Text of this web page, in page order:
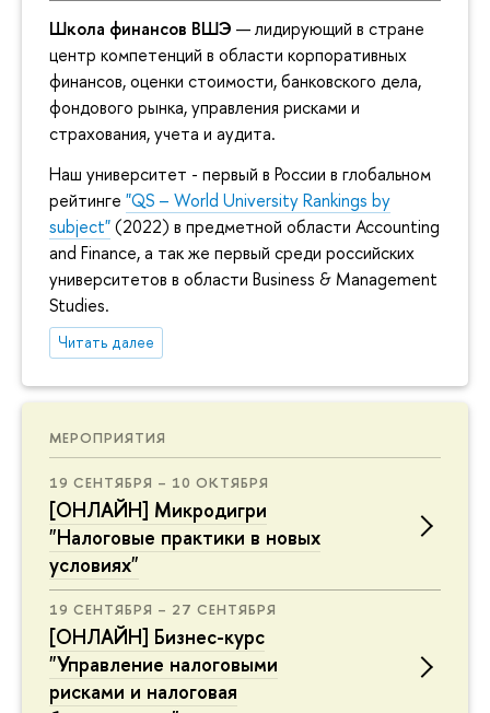
Школа финансов ВШЭ — лидирующий в стране
центр компетенций в области корпоративных
финансов, оценки стоимости, банковского дела,
фондового рынка, управления рисками и
страхования, учета и аудита.
Наш университет - первый в России в глобальном
рейтинге "QS – World University Rankings by
subject"(2022) в предметной области Accounting
and Finance, а так же первый среди российских
университетов в области Business & Management
Studies.
Читать далее
МЕРОПРИЯТИЯ
19 СЕНТЯБРЯ – 10 ОКТЯБРЯ
[ОНЛАЙН] Микродигри
"Налоговые практики в новых
условиях"
19 СЕНТЯБРЯ – 27 СЕНТЯБРЯ
[ОНЛАЙН] Бизнес-курс
"Управление налоговыми
рисками и налоговая